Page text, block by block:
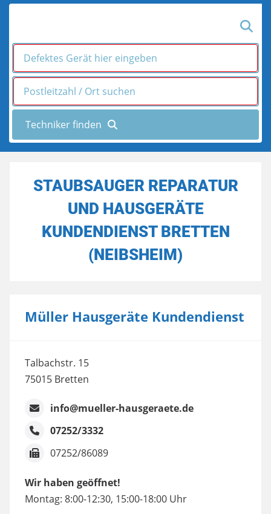
STAUBSAUGER REPARATUR
UND HAUSGERÄTE
KUNDENDIENST BRETTEN
(NEIBSHEIM)
Müller Hausgeräte Kundendienst
Talbachstr. 15
75015 Bretten
info@mueller-hausgeraete.de
07252/3332
07252/86089
Wir haben geöffnet!
Montag: 8:00-12:30, 15:00-18:00 Uhr